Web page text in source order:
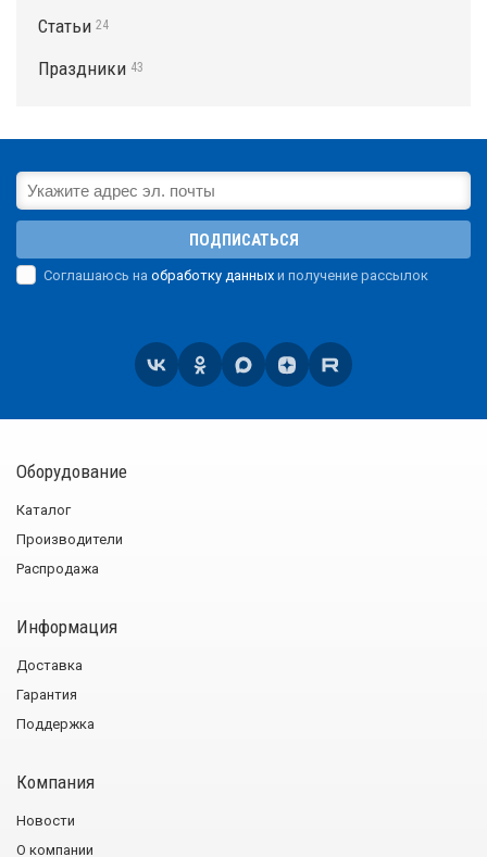
Статьи 24
Праздники 43
ПОДПИСАТЬСЯ
Соглашаюсь на обработку данных и получение рассылок
Оборудование
Каталог
Производители
Распродажа
Информация
Доставка
Гарантия
Поддержка
Компания
Новости
О компании